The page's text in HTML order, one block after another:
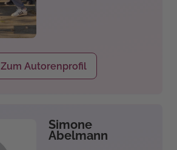
Zum Autorenprofil
Simone
Abelmann